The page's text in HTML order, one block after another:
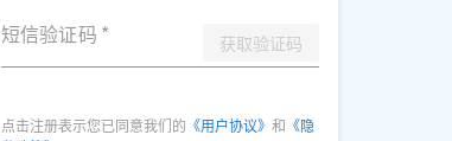
短信验证码 * 获取验证码
点击注册表示您已同意我们的 《用户协议》 和 《隐